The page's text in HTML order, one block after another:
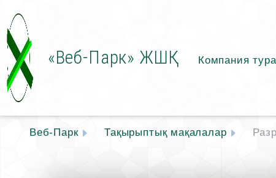
«Веб-Парк» ЖШҚ Компания
Веб-Парк Тақырыптық мақалалар